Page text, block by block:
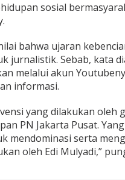
sosial
bahwa ujaran
jurnalistik. Sebab, kata
melalui akun
informasi.
yang dilakukan oleh
PN Jakarta Pusat.
mendominasi serta
oleh Edi Mulyadi,”